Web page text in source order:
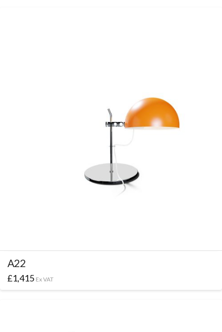
A22
£1,415 Ex VAT